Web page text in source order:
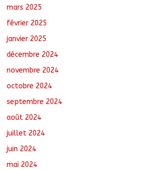
mars 2025
février 2025
janvier 2025
décembre 2024
novembre 2024
octobre 2024
septembre 2024
août 2024
juillet 2024
juin 2024
mai 2024